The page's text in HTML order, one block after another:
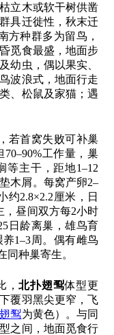
立木或软干树供凿
具迁徙性，秋末迁
方种群多为留鸟，
觅食最盛，地面步
幼虫，偶以果实、
波浪式，地面行走
、松鼠及家猫；遇
若首窝失败可补巢
工作量，巢
等主干，距地1–12
木屑。每窝产卵2–
约2.8×2.2厘米，日
，昼间双方每2小时
日龄离巢，雄鸟育
1–3周。偶有雌鸟
同种巢寄生。
，北扑翅䴕体型更
覆羽黑尖更窄，飞
䴕为黄色）。与同
之间，地面觅食行